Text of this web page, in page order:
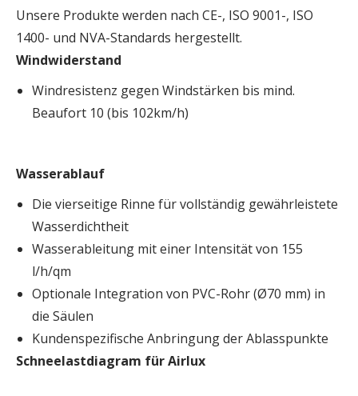
Unsere Produkte werden nach CE-, ISO 9001-, ISO
1400- und NVA-Standards hergestellt.
Windwiderstand
Windresistenz gegen Windstärken bis mind.
Beaufort 10 (bis 102km/h)
Wasserablauf
Die vierseitige Rinne für vollständig gewährleistete
Wasserdichtheit
Wasserableitung mit einer Intensität von 155
l/h/qm
Optionale Integration von PVC-Rohr (Ø70 mm) in
die Säulen
Kundenspezifische Anbringung der Ablasspunkte
Schneelastdiagram für Airlux